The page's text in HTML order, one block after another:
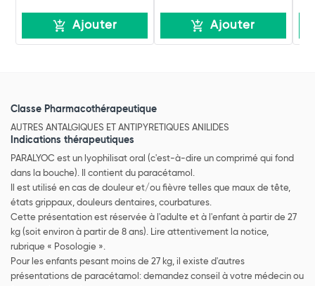
Ajouter Ajouter
Classe Pharmacothérapeutique
AUTRES ANTALGIQUES ET ANTIPYRETIQUES ANILIDES
Indications thérapeutiques
PARALYOC est un lyophilisat oral (c'est-à-dire un comprimé qui fond
dans la bouche). Il contient du paracétamol.
Il est utilisé en cas de douleur et/ou fièvre telles que maux de tête,
états grippaux, douleurs dentaires, courbatures.
Cette présentation est réservée à l'adulte et à l'enfant à partir de 27
kg (soit environ à partir de 8 ans). Lire attentivement la notice,
rubrique « Posologie ».
Pour les enfants pesant moins de 27 kg, il existe d'autres
présentations de paracétamol: demandez conseil à votre médecin ou